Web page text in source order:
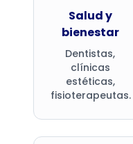
Salud y
bienestar
Dentistas,
clínicas
estéticas,
fisioterapeutas.